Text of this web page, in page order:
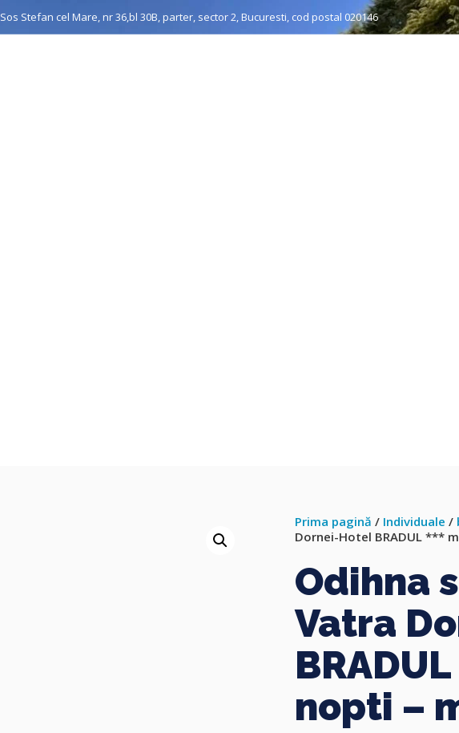
Sos Stefan cel Mare, nr 36,bl 30B, parter, sector 2, Bucuresti, cod postal 020146
Prima pagină / Individuale /
Dornei-Hotel BRADUL ***
Odihna
Vatra
nopti –